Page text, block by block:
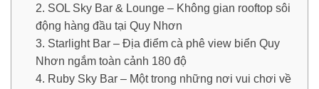
2. SOL Sky Bar & Lounge – Không gian rooftop sôi
động hàng đầu tại Quy Nhơn
3. Starlight Bar – Địa điểm cà phê view biển Quy
Nhơn ngắm toàn cảnh 180 độ
4. Ruby Sky Bar – Một trong những nơi vui chơi về